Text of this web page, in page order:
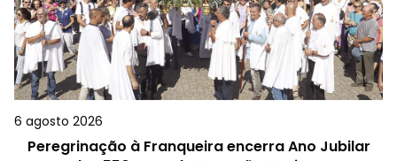
6 agosto 2026
Peregrinação à Franqueira encerra Ano Jubilar